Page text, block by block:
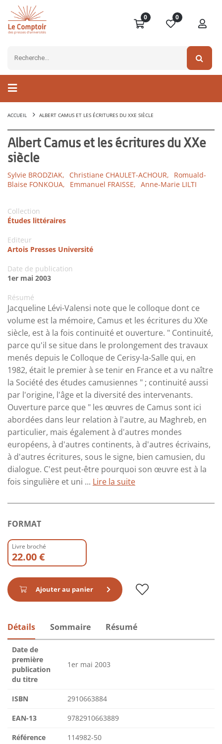
0 0
ACCUEIL ALBERT CAMUS ET LES ÉCRITURES DU XXE SIÈCLE
Albert Camus et les écritures du XXe
siècle
Sylvie BRODZIAK, Christiane CHAULET-ACHOUR,
Romuald-
Blaise FONKOUA,
Emmanuel FRAISSE, Anne-Marie LILTI
Collection
Études littéraires
Editeur
Artois Presses Université
Date de publication
1er mai 2003
Résumé
Jacqueline Lévi-Valensi note que le colloque dont ce
volume est la mémoire, Camus et les écritures du XXe
siècle, est à la fois continuité et ouverture. " Continuité,
parce qu'il se situe dans le prolongement des travaux
menés depuis le Colloque de Cerisy-la-Salle qui, en
1982, était le premier à se tenir en France et a vu naître
la Société des études camusiennes " ; continuité aussi
par l'origine, l'âge et la diversité des intervenants.
Ouverture parce que " les œuvres de Camus sont ici
abordées dans leur relation à l'autre, au Maghreb, en
particulier, mais également à d'autres mondes
européens, à d'autres continents, à d'autres écrivains,
à d'autres écritures, sous le signe, bien camusien, du
dialogue. C'est peut-être pourquoi son œuvre est à la
fois singulière et uni ... Lire la suite
FORMAT
Livre broché
22.00 €
Ajouter au panier
Détails Sommaire Résumé
Date de
première
publication
du titre
1er mai 2003
ISBN 2910663884
EAN-13 9782910663889
Référence 114982-50